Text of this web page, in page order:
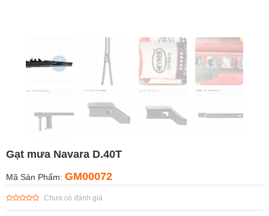
Gạt mưa Navara D.40T
Mã Sản Phẩm: GM00072
Chưa có đánh giá